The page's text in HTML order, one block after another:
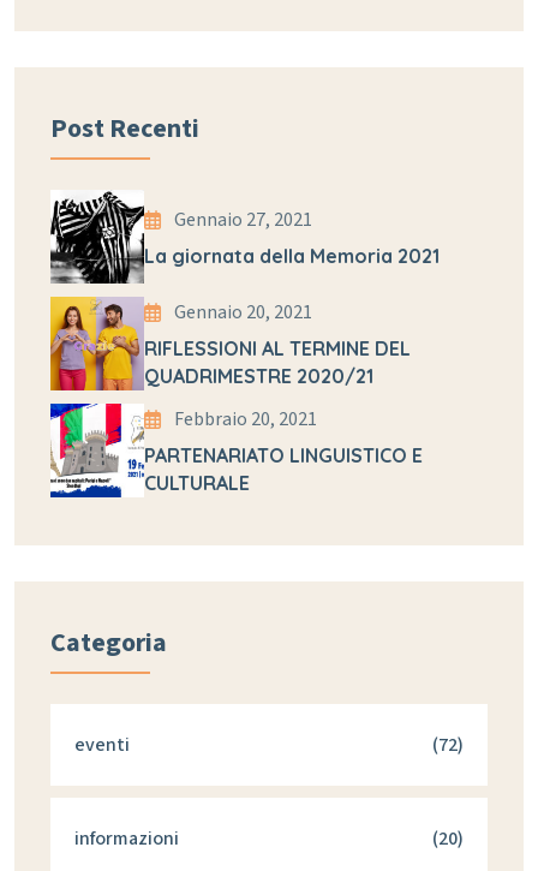
Post Recenti
Gennaio 27, 2021
La giornata della Memoria 2021
Gennaio 20, 2021
RIFLESSIONI AL TERMINE DEL
QUADRIMESTRE 2020/21
Febbraio 20, 2021
PARTENARIATO LINGUISTICO E
CULTURALE
Categoria
eventi (72)
informazioni (20)